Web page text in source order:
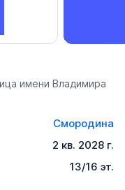
имени Владимира
Смородина
2 кв. 2028 г.
13/16 эт.